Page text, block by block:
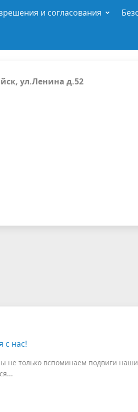
и согласования
ул.Ленина д.52
с нас!
не только вспоминаем подвиги